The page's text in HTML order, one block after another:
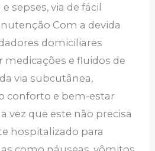
sepses, via de fácil
Com a devida
domiciliares
e fluidos de
via subcutânea,
conforto e bem-estar
vez que este não precisa
hospitalizado para